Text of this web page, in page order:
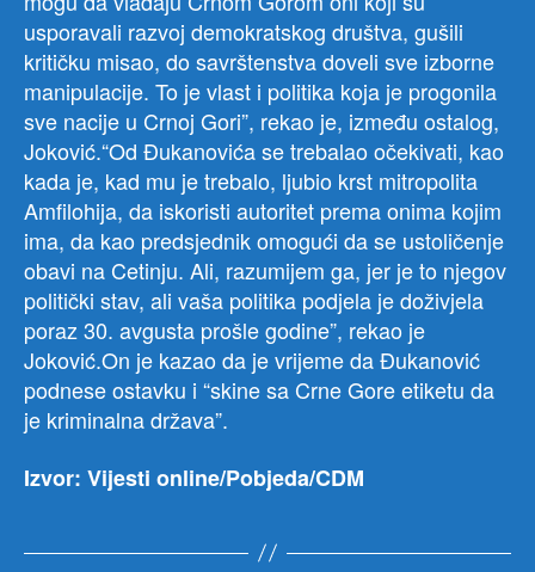
usporavali razvoj demokratskog društva, gušili
kritičku misao, do savrštenstva doveli sve izborne
manipulacije. To je vlast i politika koja je progonila
sve nacije u Crnoj Gori”, rekao je, između ostalog,
Joković.“Od Đukanovića se trebalao očekivati, kao
kada je, kad mu je trebalo, ljubio krst mitropolita
Amfilohija, da iskoristi autoritet prema onima kojim
ima, da kao predsjednik omogući da se ustoličenje
obavi na Cetinju. Ali, razumijem ga, jer je to njegov
politički stav, ali vaša politika podjela je doživjela
poraz 30. avgusta prošle godine”, rekao je
Joković.On je kazao da je vrijeme da Đukanović
podnese ostavku i “skine sa Crne Gore etiketu da
je kriminalna država”.
Izvor: Vijesti online/Pobjeda/CDM